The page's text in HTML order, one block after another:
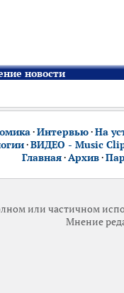
новости
·Интервью·На
·ВИДЕО - Music
Главная·Архив·
или частичном
Мнение